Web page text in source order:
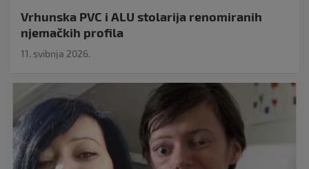
Vrhunska PVC i ALU stolarija renomiranih
njemačkih profila
11. svibnja 2026.